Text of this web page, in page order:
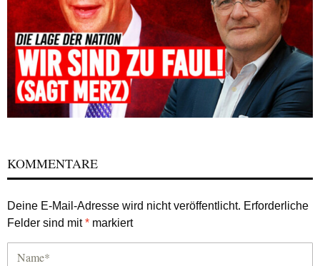
KOMMENTARE
Deine E-Mail-Adresse wird nicht veröffentlicht. Erforderliche
Felder sind mit* markiert